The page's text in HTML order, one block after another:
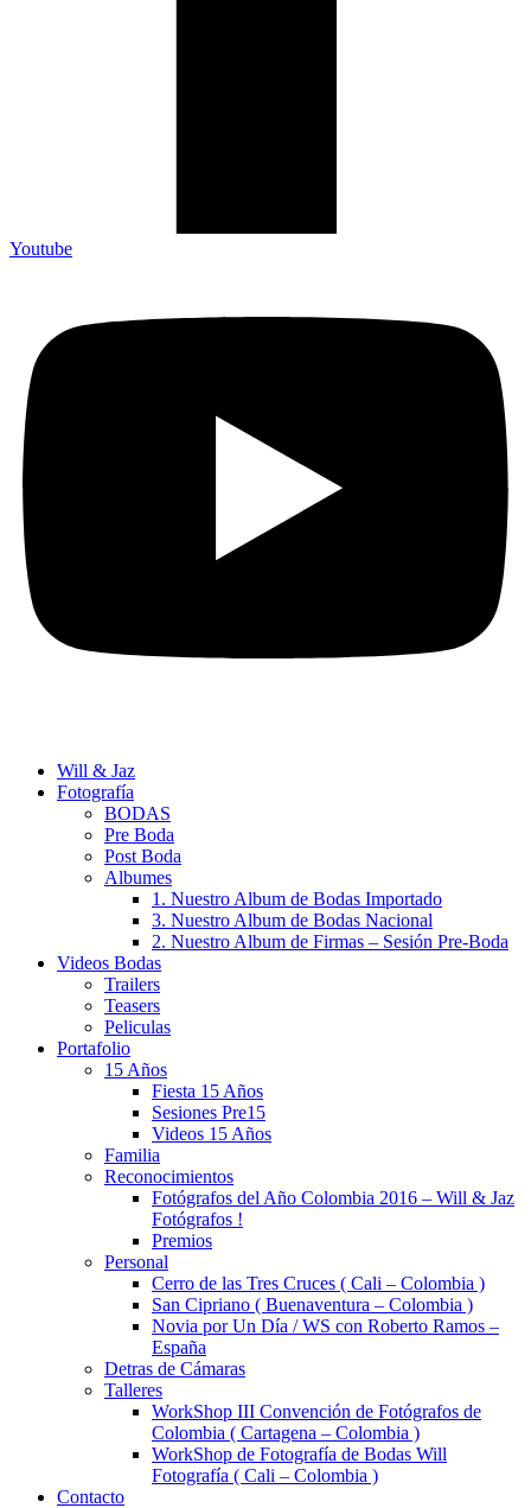
Youtube
Will & Jaz
Fotografía
BODAS
Pre Boda
Post Boda
Albumes
1. Nuestro Album de Bodas Importado
3. Nuestro Album de Bodas Nacional
2. Nuestro Album de Firmas – Sesión Pre-Boda
Videos Bodas
Trailers
Teasers
Peliculas
Portafolio
15 Años
Fiesta 15 Años
Sesiones Pre15
Videos 15 Años
Familia
Reconocimientos
Fotógrafos del Año Colombia 2016 – Will & Jaz
Fotógrafos !
Premios
Personal
Cerro de las Tres Cruces ( Cali – Colombia )
San Cipriano ( Buenaventura – Colombia )
Novia por Un Día / WS con Roberto Ramos –
España
Detras de Cámaras
Talleres
WorkShop III Convención de Fotógrafos de
Colombia ( Cartagena – Colombia )
WorkShop de Fotografía de Bodas Will
Fotografía ( Cali – Colombia )
Contacto